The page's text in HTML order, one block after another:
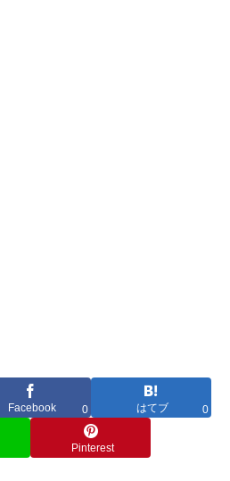
Facebook 0 はてブ 0
Pinterest